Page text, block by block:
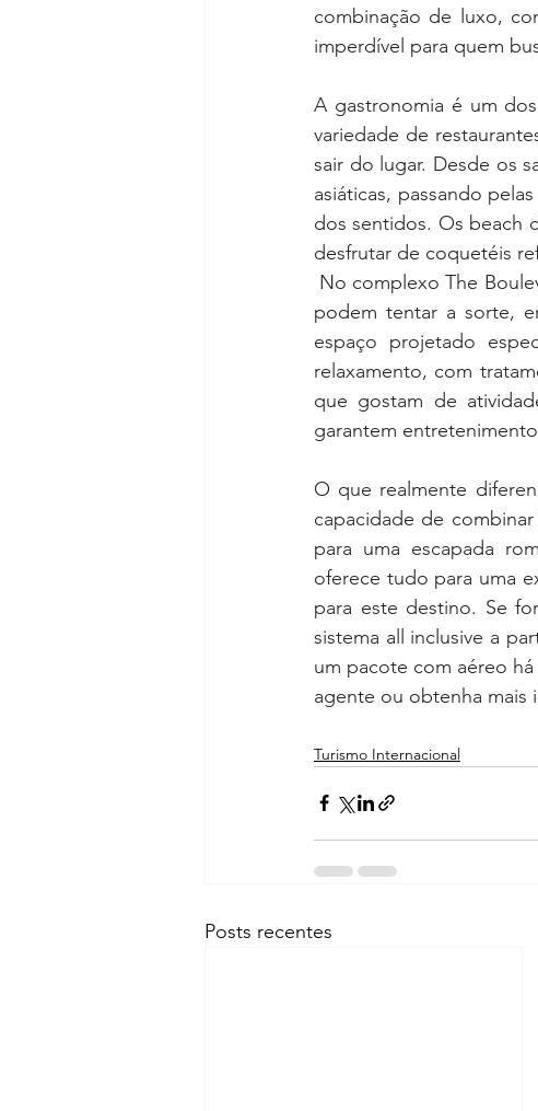
combinação de luxo,
imperdível para quem
A gastronomia é um
variedade de
sair do lugar. Desde os
asiáticas, passando
dos sentidos. Os beach
desfrutar de coquetéis
No complexo The
podem tentar a sorte,
espaço projetado
relaxamento, com
que gostam de
garantem
O que realmente
capacidade de
para uma escapada
oferece tudo para uma
para este destino. Se
sistema all inclusive a
um pacote com aéreo
agente ou obtenha mais
Turismo Internacional
Posts recentes